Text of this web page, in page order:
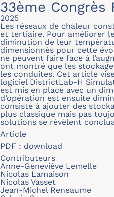
33ème Congrès
2025
Les réseaux de chaleur
et tertiaire. Pour améliorer
diminution de leur
dimensionnés pour cette
ne peuvent faire face à
ont montré que les
les conduites. Cet article
logiciel DistrictLab-H
est mis en place avec un
d’opération est ensuite
consiste à ajouter des
plus classique mais pas
solutions se révèlent
Article
PDF : download
Contributeurs
Anne-Geneviève Lemelle
Nicolas Lamaison
Nicolas Vasset
Jean-Michel Reneaume